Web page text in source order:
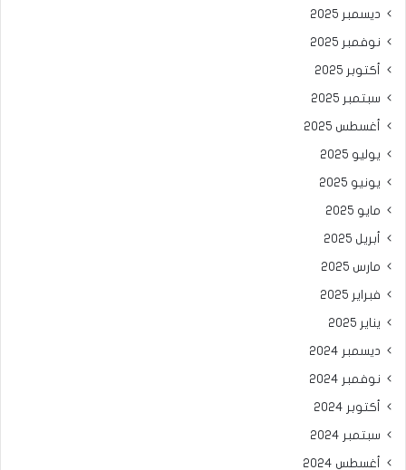
ديسمبر 2025
نوفمبر 2025
أكتوبر 2025
سبتمبر 2025
أغسطس 2025
يوليو 2025
يونيو 2025
مايو 2025
أبريل 2025
مارس 2025
فبراير 2025
يناير 2025
ديسمبر 2024
نوفمبر 2024
أكتوبر 2024
سبتمبر 2024
أغسطس 2024